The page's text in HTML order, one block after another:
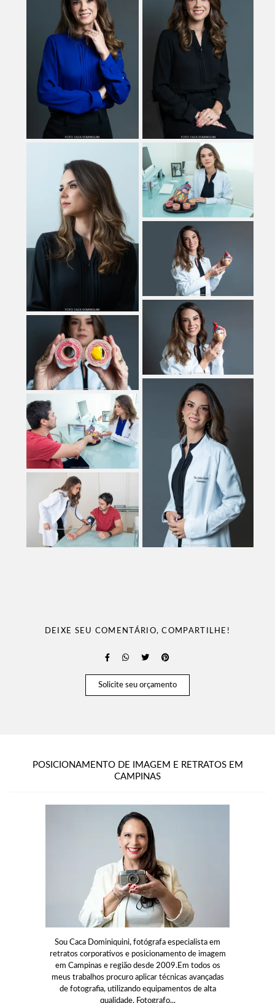
DEIXE SEU COMENTÁRIO, COMPARTILHE!
Solicite seu orçamento
POSICIONAMENTO DE IMAGEM E RETRATOS EM
CAMPINAS
Sou Caca Dominiquini, fotógrafa especialista em
retratos corporativos e posicionamento de imagem
em Campinas e região desde 2009.Em todos os
meus trabalhos procuro aplicar técnicas avançadas
de fotografia, utilizando equipamentos de alta
qualidade. Fotografo...